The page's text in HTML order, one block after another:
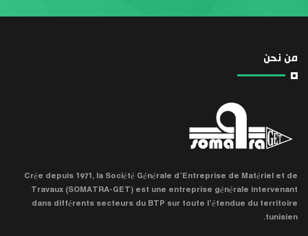
من نحن
Crée depuis 1971, la Société Générale d’Entreprise de Matériel et de
Travaux (SOMATRA-GET) est une entreprise générale intervenant
dans différents secteurs du BTP sur toute l’étendue du territoire
tunisien.